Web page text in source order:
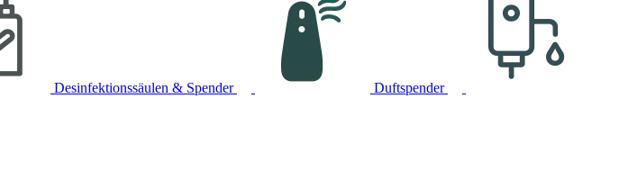
Desinfektionssäulen & Spender
Duftspender